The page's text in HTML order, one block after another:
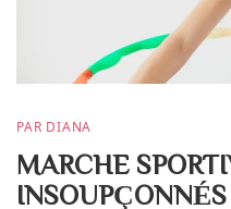
PAR DIANA
MARCHE